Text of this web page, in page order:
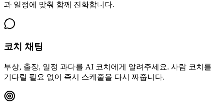
과 일정에 맞춰 함께 진화합니다.
코치 채팅
부상, 출장, 일정 과다를 AI 코치에게 알려주세요. 사람 코치를
기다릴 필요 없이 즉시 스케줄을 다시 짜줍니다.